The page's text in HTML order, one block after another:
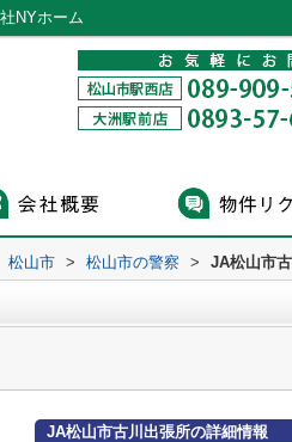
NYホーム
松山市 > 松山市の警察 > JA松山市
JA松山市古川出張所の詳細情報